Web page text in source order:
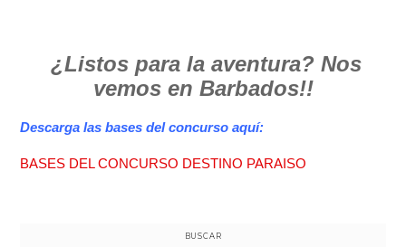
¿Listos para la aventura? Nos
vemos en Barbados!!
Descarga las bases del concurso aquí:
BASES DEL CONCURSO DESTINO PARAISO
BUSCAR